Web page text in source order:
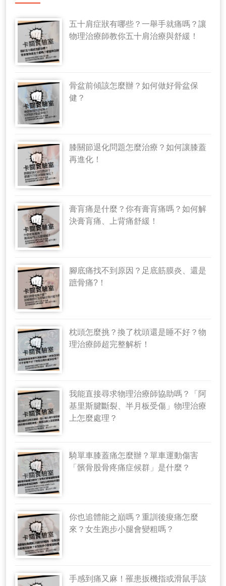
五十肩症狀有哪些？一舉手就痛嗎？讓
物理治療師教你五十肩治療與舒緩！
骨盆前傾該怎麼辦？如何做好骨盆保
健？
膝關節退化問題怎麼治療？如何讓膝蓋
再進化！
膏肓痛是什麼？你有膏肓痛嗎？如何解
決膏肓痛、上背痛舒緩！
腳底痛找不到原因？足底筋膜炎、還是
蹠骨痛?！
枕頭怎麼挑？換了枕頭還是睡不好？物
理治療師超完整解析！
我能直接尋求物理治療師協助嗎？「阿
基里斯腱斷裂、半月板受傷」物理治療
上怎麼處理？
騎單車膝蓋痛怎麼辦？單車運動傷害
「髕骨股骨疼痛症候群」是什麼？
你也追體能之巔嗎？重訓後痠痛怎麼
來？女生跑步小腿會變粗嗎？
手感到痛又麻！罹患扳機指或滑鼠手該